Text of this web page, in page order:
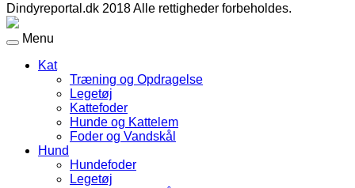
Dindyreportal.dk 2018 Alle rettigheder forbeholdes.
Menu
Kat
Træning og Opdragelse
Legetøj
Kattefoder
Hunde og Kattelem
Foder og Vandskål
Hund
Hundefoder
Legetøj